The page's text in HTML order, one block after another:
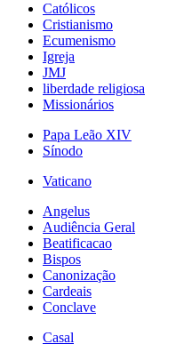
Católicos
Cristianismo
Ecumenismo
Igreja
JMJ
liberdade religiosa
Missionários
Papa Leão XIV
Sínodo
Vaticano
Angelus
Audiência Geral
Beatificacao
Bispos
Canonização
Cardeais
Conclave
Casal